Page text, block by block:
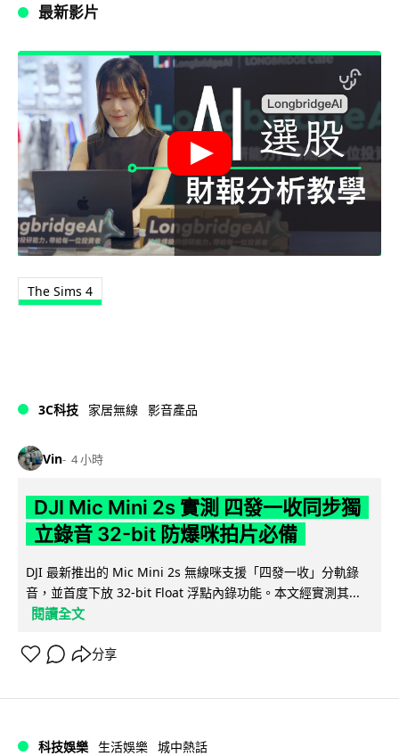
最新影片
The Sims 4
3C科技 家居無線 影音產品
Vin 4 小時
DJI Mic Mini 2s 實測 四發一收同步獨
立錄音 32-bit 防爆咪拍片必備
DJI 最新推出的 Mic Mini 2s 無線咪支援「四發一收」分軌錄
音，並首度下放 32-bit Float 浮點內錄功能。本文經實測其...
閱讀全文
分享
科技娛樂 生活娛樂 城中熱話